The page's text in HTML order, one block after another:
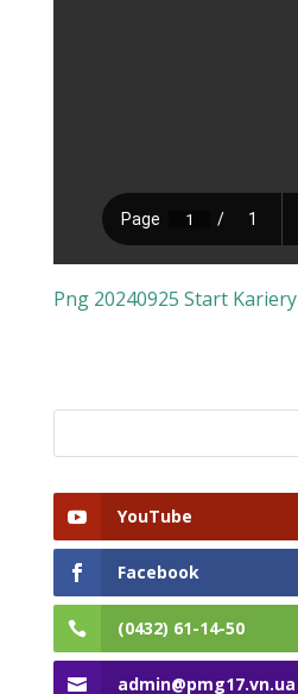
Png 20240925 Start Kariery
YouTube
Facebook
(0432) 61-14-50
admin@pmg17.vn.ua